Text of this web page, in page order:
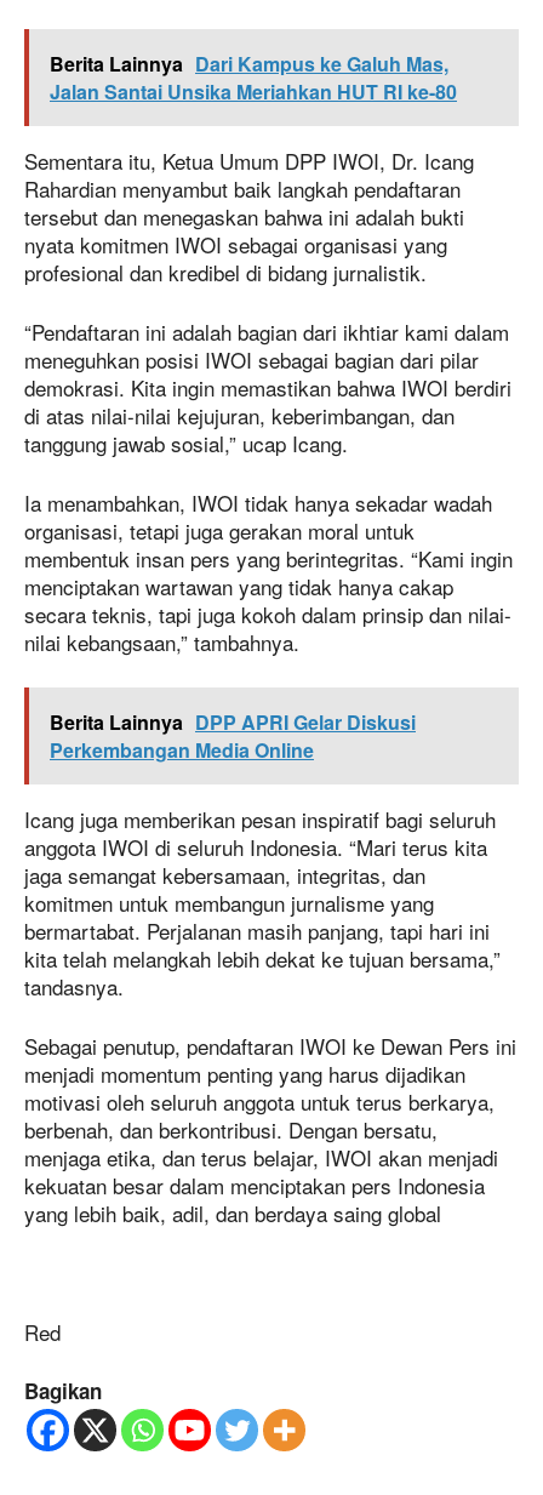
Berita Lainnya Dari Kampus ke Galuh Mas,
Jalan Santai Unsika Meriahkan HUT RI ke-80
Sementara itu, Ketua Umum DPP IWOI, Dr. Icang
Rahardian menyambut baik langkah pendaftaran
tersebut dan menegaskan bahwa ini adalah bukti
nyata komitmen IWOI sebagai organisasi yang
profesional dan kredibel di bidang jurnalistik.
“Pendaftaran ini adalah bagian dari ikhtiar kami dalam
meneguhkan posisi IWOI sebagai bagian dari pilar
demokrasi. Kita ingin memastikan bahwa IWOI berdiri
di atas nilai-nilai kejujuran, keberimbangan, dan
tanggung jawab sosial,” ucap Icang.
Ia menambahkan, IWOI tidak hanya sekadar wadah
organisasi, tetapi juga gerakan moral untuk
membentuk insan pers yang berintegritas. “Kami ingin
menciptakan wartawan yang tidak hanya cakap
secara teknis, tapi juga kokoh dalam prinsip dan nilai-
nilai kebangsaan,” tambahnya.
Berita Lainnya DPP APRI Gelar Diskusi
Perkembangan Media Online
Icang juga memberikan pesan inspiratif bagi seluruh
anggota IWOI di seluruh Indonesia. “Mari terus kita
jaga semangat kebersamaan, integritas, dan
komitmen untuk membangun jurnalisme yang
bermartabat. Perjalanan masih panjang, tapi hari ini
kita telah melangkah lebih dekat ke tujuan bersama,”
tandasnya.
Sebagai penutup, pendaftaran IWOI ke Dewan Pers ini
menjadi momentum penting yang harus dijadikan
motivasi oleh seluruh anggota untuk terus berkarya,
berbenah, dan berkontribusi. Dengan bersatu,
menjaga etika, dan terus belajar, IWOI akan menjadi
kekuatan besar dalam menciptakan pers Indonesia
yang lebih baik, adil, dan berdaya saing global
Red
Bagikan